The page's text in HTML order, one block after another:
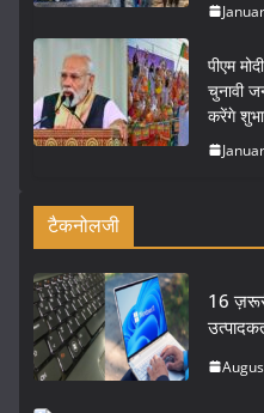
पीएम
चुनावी
करेंगे
टैकनोलजी
16